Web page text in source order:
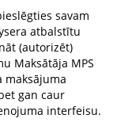
savam
atbalstītu
(autorizēt)
Maksātāja MPS
maksājuma
gan caur
interfeisu.